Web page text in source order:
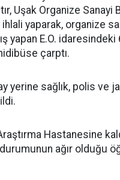
Uşak Organize Sanayi
ihlali yaparak, organize
yapan E.O.
çarptı.
yerine sağlık, polis ve
Hastanesine
ağır olduğu